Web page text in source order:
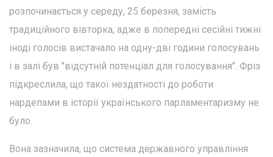
розпочинається у середу, 25 березня, замість
традиційного вівторка, адже в попередні сесійні тижні
іноді голосів вистачало на одну-дві години голосувань
і в залі був "відсутній потенціал для голосування". Фріз
підкреслила, що такої нездатності до роботи
нардепами в історії українського парламентаризму не
було.
Вона зазначила, що система державного управління